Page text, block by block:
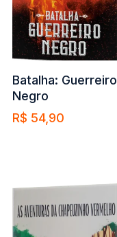
Batalha: Guerreiro
Negro
R$ 54,90